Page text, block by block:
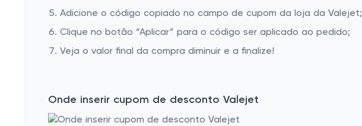
Adicione o código copiado no campo de cupom da loja da Valejet;
Clique no botão “Aplicar” para o código ser aplicado ao pedido;
Veja o valor final da compra diminuir e a finalize!
Onde inserir cupom de desconto Valejet